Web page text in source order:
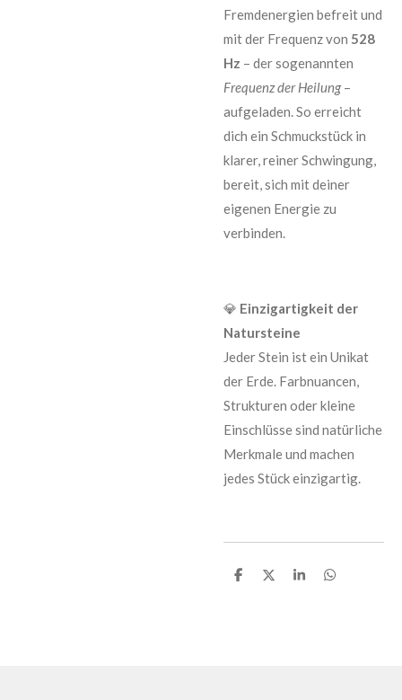
Fremdenergien befreit und
mit der Frequenz von 528
Hz – der sogenannten
Frequenz der Heilung–
aufgeladen. So erreicht
dich ein Schmuckstück in
klarer, reiner Schwingung,
bereit, sich mit deiner
eigenen Energie zu
verbinden.
💎 Einzigartigkeit der
Natursteine
Jeder Stein ist ein Unikat
der Erde. Farbnuancen,
Strukturen oder kleine
Einschlüsse sind natürliche
Merkmale und machen
jedes Stück einzigartig.
T
T
T
T